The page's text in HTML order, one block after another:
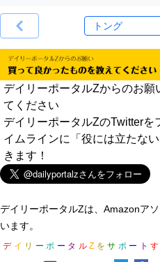
デイリーポータルZからのお願
てください
デイリーポータルZのTwitterを
イムラインに「役には立たな
きます！
デイリーポータルZは、Amazonア
います。
デ イ リ ー ポ ー タ ル Z を サ ポ ー ト す